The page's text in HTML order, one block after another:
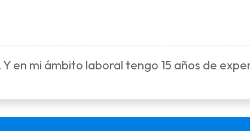
en mi ámbito laboral tengo 15 años de